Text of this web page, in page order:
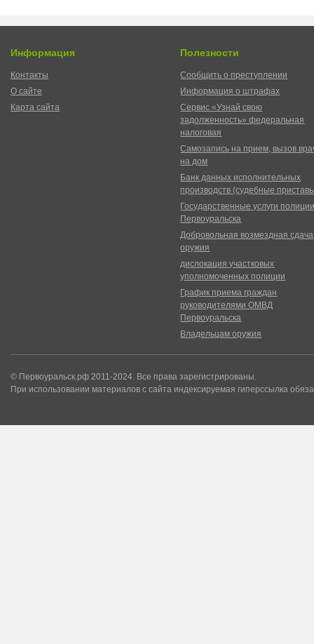
Информация
Контакты
О сайте
Карта сайта
Полезности
Сообщить о преступлении
Информация о штрафах
Сервис «Узнай свою
задолженность» федеральная
налоговая
Самозапись на прием, вызов
на дом
Банк данных исполнительных
производств (судебные
Государственные услуги
Первоуральска
Добровольная возмездная сдача
оружия
дислокация участковых
уполномоченных полиции
График приема граждан
руководителями ОМВД
Первоуральска
Владельцам оружия
© Первоуральск.рф 2011-2024. Все права зарегистрированы.
При использовании материалов с сайта индексируемая гиперссылка